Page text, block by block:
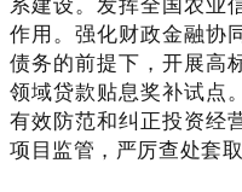
作用。强化财政金融协
债务的前提下，开展高
领域贷款贴息奖补试点
有效防范和纠正投资经
项目监管，严厉查处套